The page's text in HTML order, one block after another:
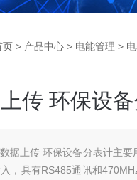
页 > 产品中心 > 电能管理 >
传 环保设
据上传 环保设备分表计主
，具有RS485通讯和